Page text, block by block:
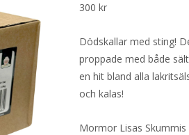
300 kr
Dödskallar med sting!
proppade med både
en hit bland alla
och kalas!
Mormor Lisas